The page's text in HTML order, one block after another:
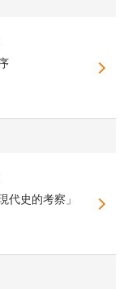
代史的考察」